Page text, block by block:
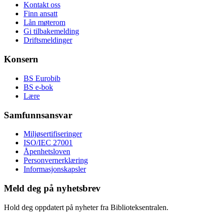
Kontakt oss
Finn ansatt
Lån møterom
Gi tilbakemelding
Driftsmeldinger
Konsern
BS Eurobib
BS e-bok
Lære
Samfunnsansvar
Miljøsertifiseringer
ISO/IEC 27001
Åpenhetsloven
Personvernerklæring
Informasjonskapsler
Meld deg på nyhetsbrev
Hold deg oppdatert på nyheter fra Biblioteksentralen.